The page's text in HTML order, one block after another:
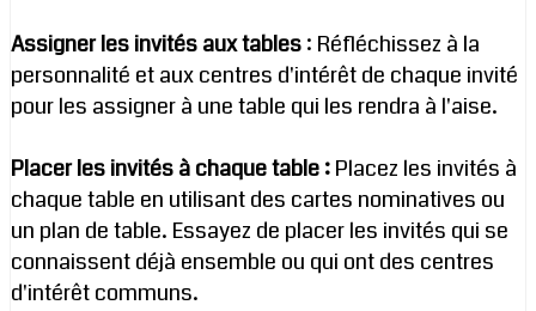
Assigner les invités aux tables: Réfléchissez à la
personnalité et aux centres d'intérêt de chaque invité
pour les assigner à une table qui les rendra à l'aise.
Placer les invités à chaque table :Placez les invités à
chaque table en utilisant des cartes nominatives ou
un plan de table. Essayez de placer les invités qui se
connaissent déjà ensemble ou qui ont des centres
d'intérêt communs.